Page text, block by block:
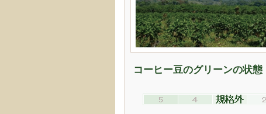
コーヒー豆のグリーンの状態